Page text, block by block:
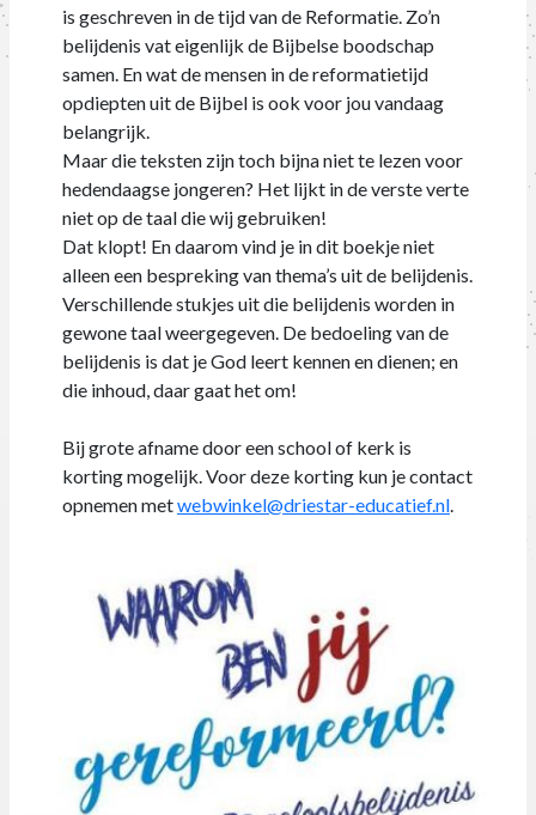
is geschreven in de tijd van de Reformatie. Zo’n
belijdenis vat eigenlijk de Bijbelse boodschap
samen. En wat de mensen in de reformatietijd
opdiepten uit de Bijbel is ook voor jou vandaag
belangrijk.
Maar die teksten zijn toch bijna niet te lezen voor
hedendaagse jongeren? Het lijkt in de verste verte
niet op de taal die wij gebruiken!
Dat klopt! En daarom vind je in dit boekje niet
alleen een bespreking van thema’s uit de belijdenis.
Verschillende stukjes uit die belijdenis worden in
gewone taal weergegeven. De bedoeling van de
belijdenis is dat je God leert kennen en dienen; en
die inhoud, daar gaat het om!
Bij grote afname door een school of kerk is
korting mogelijk. Voor deze korting kun je contact
opnemen metwebwinkel@driestar-educatief.nl.